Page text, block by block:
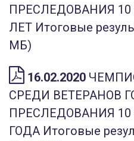
ПРЕСЛЕДОВАНИЯ
ЛЕТ Итоговые
МБ)
16.02.2020
СРЕДИ ВЕТЕРАНОВ
ПРЕСЛЕДОВАНИЯ
ГОДА Итоговые